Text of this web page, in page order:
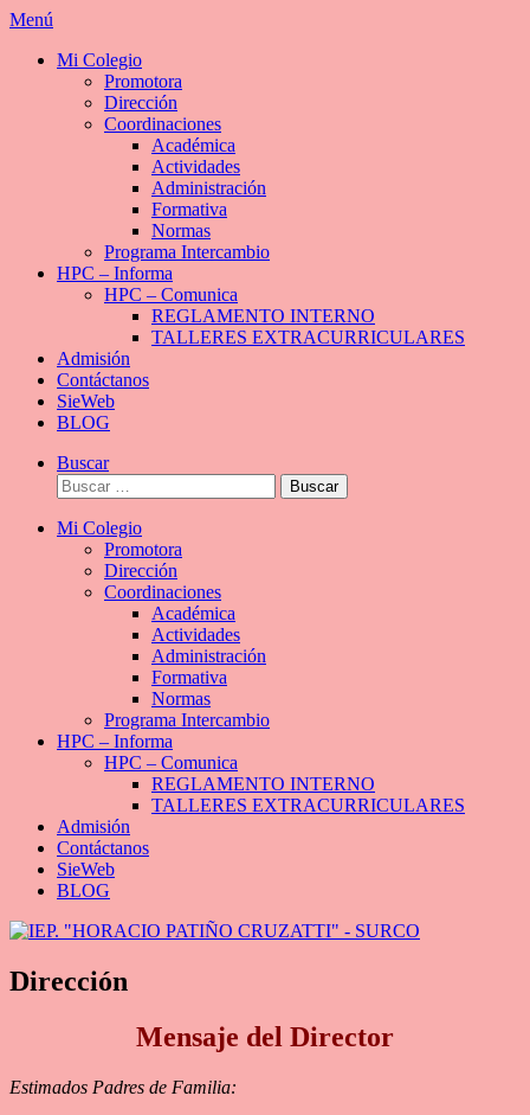
Saltar
contenido
Menú
Mi Colegio
Promotora
Dirección
Coordinaciones
Académica
Actividades
Administración
Formativa
Normas
Programa Intercambio
HPC – Informa
HPC – Comunica
REGLAMENTO INTERNO
TALLERES EXTRACURRICULARES
Admisión
Contáctanos
SieWeb
BLOG
Buscar
Buscar:
Mi Colegio
Promotora
Dirección
Coordinaciones
Académica
Actividades
Administración
Formativa
Normas
Programa Intercambio
HPC – Informa
HPC – Comunica
REGLAMENTO INTERNO
TALLERES EXTRACURRICULARES
Admisión
Contáctanos
SieWeb
BLOG
Dirección
Mensaje del Director
Estimados Padres de Familia: